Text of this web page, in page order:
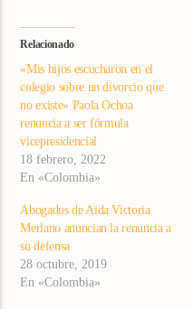
Relacionado
«Mis hijos escucharon en el
colegio sobre un divorcio que
no existe» Paola Ochoa
renuncia a ser fórmula
vicepresidencial
18 febrero, 2022
En «Colombia»
Abogados de Aida Victoria
Merlano anuncian la renuncia a
su defensa
28 octubre, 2019
En «Colombia»